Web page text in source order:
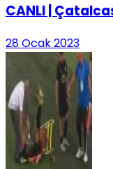
CANLI |
28 Ocak 2023